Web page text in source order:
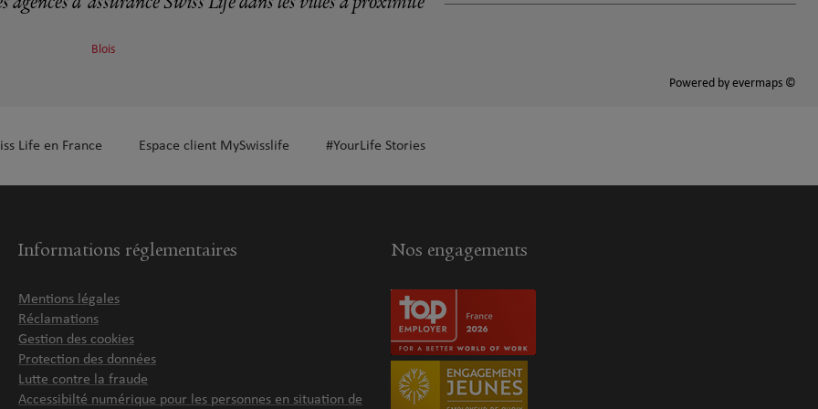
Blois
Powered by evermaps ©
Life en France Espace client MySwisslife #YourLife Stories
Informations réglementaires
Mentions légales
Réclamations
Gestion des cookies
Protection des données
Lutte contre la fraude
Accessibilté numérique pour les personnes en situation de
Nos engagements